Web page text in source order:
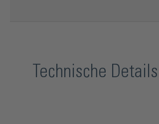
Technische Details